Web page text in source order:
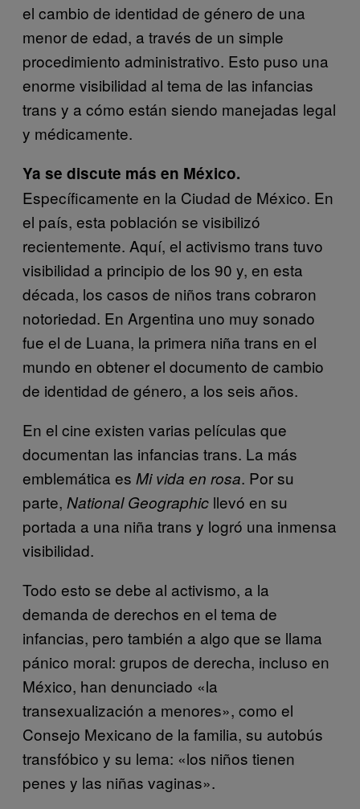
el cambio de identidad de género de una
menor de edad, a través de un simple
procedimiento administrativo. Esto puso una
enorme visibilidad al tema de las infancias
trans y a cómo están siendo manejadas legal
y médicamente.
Ya se discute más en México.
Específicamente en la Ciudad de México. En
el país, esta población se visibilizó
recientemente. Aquí, el activismo trans tuvo
visibilidad a principio de los 90 y, en esta
década, los casos de niños trans cobraron
notoriedad. En Argentina uno muy sonado
fue el de Luana, la primera niña trans en el
mundo en obtener el documento de cambio
de identidad de género, a los seis años.
En el cine existen varias películas que
documentan las infancias trans. La más
emblemática es Mi vida en rosa. Por su
parte, National Geographic llevó en su
portada a una niña trans y logró una inmensa
visibilidad.
Todo esto se debe al activismo, a la
demanda de derechos en el tema de
infancias, pero también a algo que se llama
pánico moral: grupos de derecha, incluso en
México, han denunciado «la
transexualización a menores», como el
Consejo Mexicano de la familia, su autobús
transfóbico y su lema: «los niños tienen
penes y las niñas vaginas».